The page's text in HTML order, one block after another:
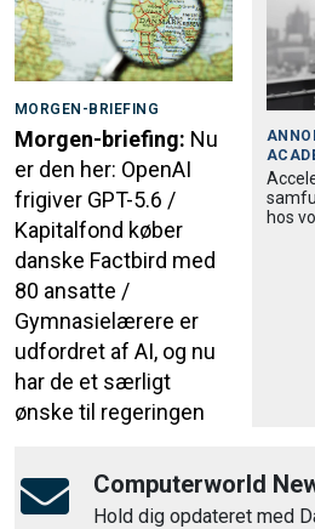
MORGEN-BRIEFING
Morgen-briefing: Nu
er den her: OpenAI
frigiver GPT-5.6 /
Kapitalfond køber
danske Factbird med
80 ansatte /
Gymnasielærere er
udfordret af AI, og nu
har de et særligt
ønske til regeringen
hos
Computerworld
Hold dig opdateret med